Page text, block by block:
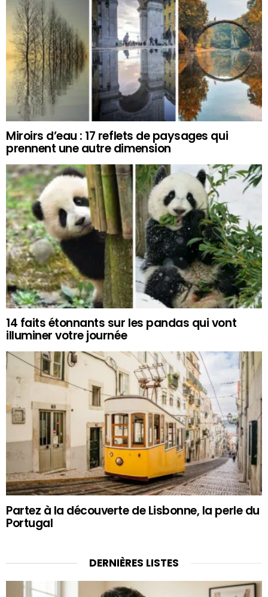
Miroirs d’eau : 17 reflets de paysages qui
prennent une autre dimension
14 faits étonnants sur les pandas qui vont
illuminer votre journée
Partez à la découverte de Lisbonne, la perle du
Portugal
DERNIÈRES LISTES